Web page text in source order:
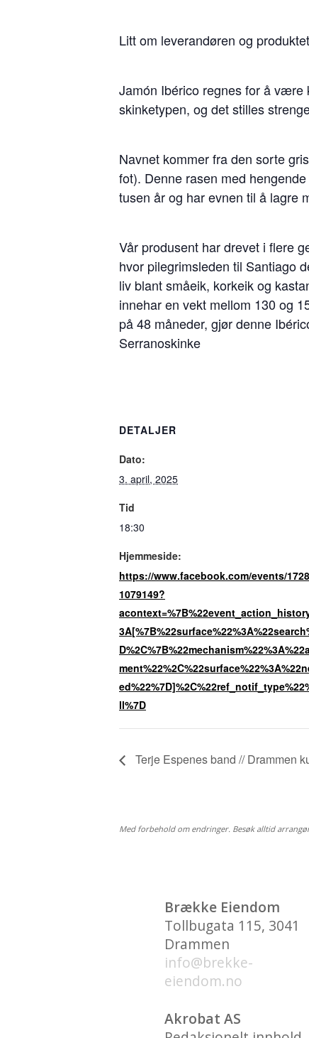
Litt om leverandøren og
Jamón Ibérico regnes for å være
skinketypen, og det stilles
Navnet kommer fra den sorte
fot). Denne rasen med
tusen år og har evnen til å lagre
Vår produsent har drevet i flere
hvor pilegrimsleden til Santiago
liv blant småeik, korkeik og
innehar en vekt mellom 130 og
på 48 måneder, gjør denne
Serranoskinke
DETALJER
Dato:
3. april, 2025
Tid
18:30
Hjemmeside:
https://www.facebook.com/events/
1079149?
ll%7D
Terje Espenes band // Drammen
Med forbehold om endringer. Besøk alltid
Brække Eiendom
Tollbugata 115, 3041
Drammen
info@brekke-
eiendom.no
Akrobat AS